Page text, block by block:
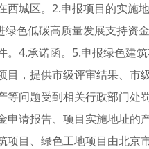
西城区。2.申报项目的实施
绿色低碳高质量发展支持资
。4.承诺函。5.申报绿色建
目，提供市级评审结果、
等问题受到相关行政部门
申请报告、项目实施地址
项目、绿色工地项目由北